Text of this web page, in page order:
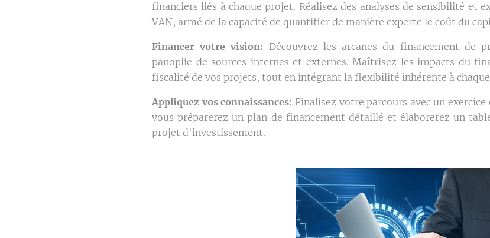
financiers liés à chaque projet. Réalisez des analyses de sensibilité et
VAN, armé de la capacité de quantifier de manière experte le coût du
Financer votre vision: Découvrez les arcanes du financement de
panoplie de sources internes et externes. Maîtrisez les impacts du
fiscalité de vos projets, tout en intégrant la flexibilité inhérente à
Appliquez vos connaissances: Finalisez votre parcours avec un
vous préparerez un plan de financement détaillé et élaborerez un
projet d'investissement.